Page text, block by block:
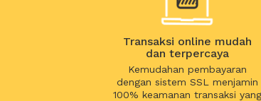
Transaksi online mudah
dan terpercaya
Kemudahan pembayaran
dengan sistem SSL menjamin
100% keamanan transaksi yang